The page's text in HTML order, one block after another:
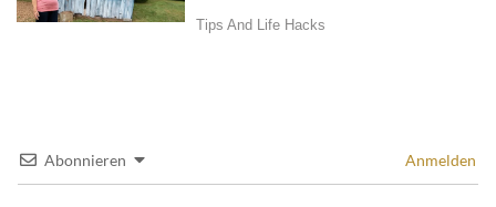
Abonnieren Anmelden